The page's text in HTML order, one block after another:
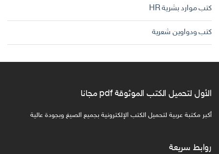
كتب موارد بشرية HR
كتب ودواوين شعرية
الأول لتحميل الكتب الموثوقة pdf مجانا
أكبر مكتبة عربية لتحميل الكتب الإلكترونية بجميع الصيغ وبجودة عالية
روابط سريعة